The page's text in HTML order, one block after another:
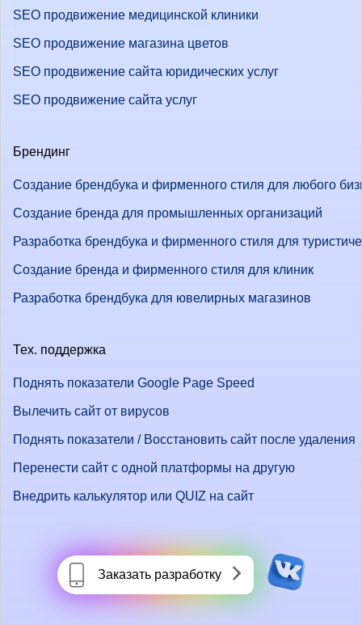
SEO продвижение медицинской клиники
SEO продвижение магазина цветов
SEO продвижение сайта юридических услуг
SEO продвижение сайта услуг
Брендинг
Создание брендбука и фирменного стиля для любого
Создание бренда для промышленных организаций
Разработка брендбука и фирменного стиля для
Создание бренда и фирменного стиля для клиник
Разработка брендбука для ювелирных магазинов
Тех. поддержка
Поднять показатели Google Page Speed
Вылечить сайт от вирусов
Поднять показатели / Восстановить сайт после удаления
Перенести сайт с одной платформы на другую
Внедрить калькулятор или QUIZ на сайт
Заказать разработку